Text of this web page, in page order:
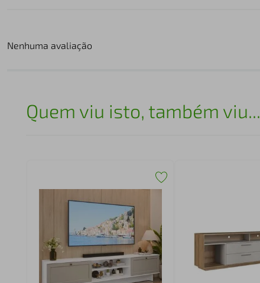
Nenhuma avaliação
Quem viu isto, também viu...